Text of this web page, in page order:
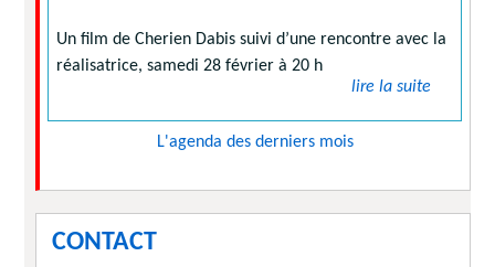
Un film de Cherien Dabis suivi d’une rencontre avec la
réalisatrice, samedi 28 février à 20 h
lire la suite
L'agenda des derniers mois
CONTACT